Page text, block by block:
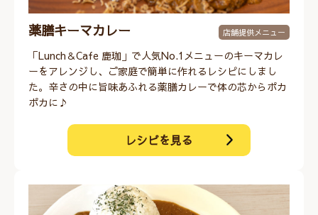
薬膳キーマカレー 店舗提供メニュー
「Lunch＆Cafe 鹿珈」で人気No.1メニューのキーマカレ
ーをアレンジし、ご家庭で簡単に作れるレシピにしまし
た。辛さの中に旨味あふれる薬膳カレーで体の芯からポカ
ポカに♪
レシピを見る